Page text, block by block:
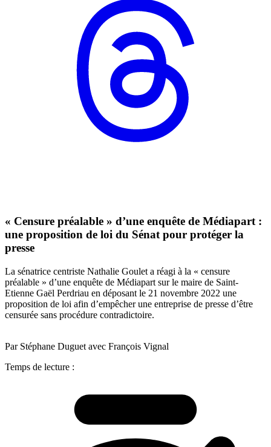
« Censure préalable » d’une enquête de Médiapart :
une proposition de loi du Sénat pour protéger la
presse
La sénatrice centriste Nathalie Goulet a réagi à la « censure
préalable » d’une enquête de Médiapart sur le maire de Saint-
Etienne Gaël Perdriau en déposant le 21 novembre 2022 une
proposition de loi afin d’empêcher une entreprise de presse d’être
censurée sans procédure contradictoire.
Par Stéphane Duguet avec François Vignal
Temps de lecture :